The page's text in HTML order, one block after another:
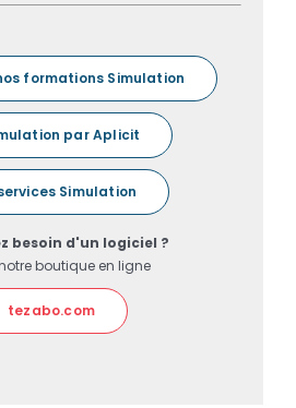
formations Simulation
par Aplicit
Simulation
besoin d'un logiciel ?
boutique en ligne
tezabo.com